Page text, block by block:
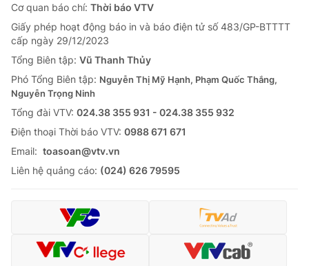
Cơ quan báo chí: Thời báo VTV
Giấy phép hoạt động báo in và báo điện tử số 483/GP-BTTTT
cấp ngày 29/12/2023
Tổng Biên tập: Vũ Thanh Thủy
Phó Tổng Biên tập: Nguyễn Thị Mỹ Hạnh, Phạm Quốc Thắng,
Nguyễn Trọng Ninh
Tổng đài VTV: 024.38 355 931 - 024.38 355 932
Ðiện thoại Thời báo VTV: 0988 671 671
Email: toasoan@vtv.vn
Liên hệ quảng cáo: (024) 626 79595